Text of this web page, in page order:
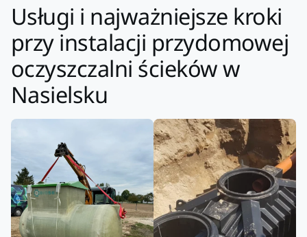
Usługi i najważniejsze kroki
przy instalacji przydomowej
oczyszczalni ścieków w
Nasielsku